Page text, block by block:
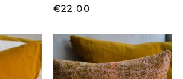
Price
€22.00